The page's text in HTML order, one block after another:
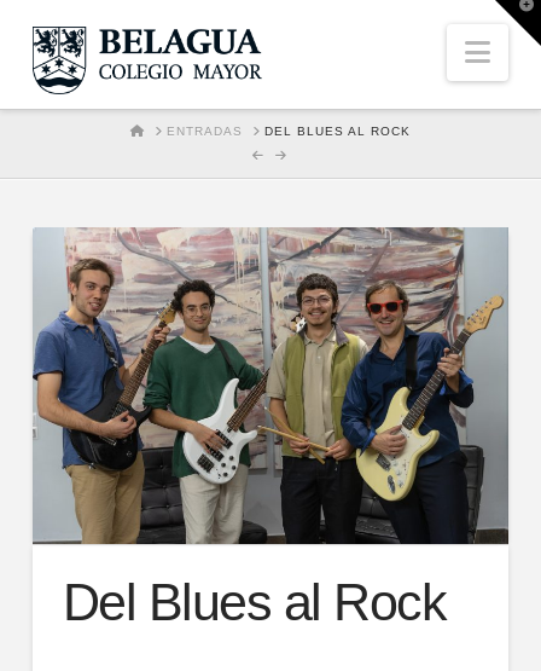
HOMEENTRADAS DEL BLUES AL ROCK
Del Blues al Rock